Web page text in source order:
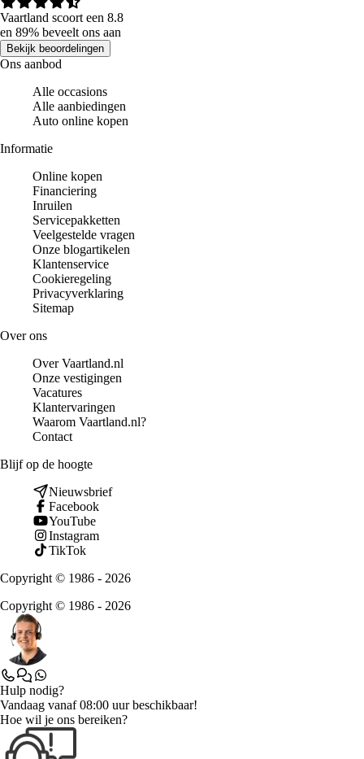
Vaartland scoort een 8.8
en 89% beveelt ons aan
Bekijk beoordelingen
Ons aanbod
Alle occasions
Alle aanbiedingen
Auto online kopen
Informatie
Online kopen
Financiering
Inruilen
Servicepakketten
Veelgestelde vragen
Onze blogartikelen
Klantenservice
Cookieregeling
Privacyverklaring
Sitemap
Over ons
Over Vaartland.nl
Onze vestigingen
Vacatures
Klantervaringen
Waarom Vaartland.nl?
Contact
Blijf op de hoogte
Nieuwsbrief
Facebook
YouTube
Instagram
TikTok
Copyright © 1986 - 2026
Copyright © 1986 - 2026
Hulp nodig?
Vandaag vanaf 08:00 uur beschikbaar!
Hoe wil je ons bereiken?